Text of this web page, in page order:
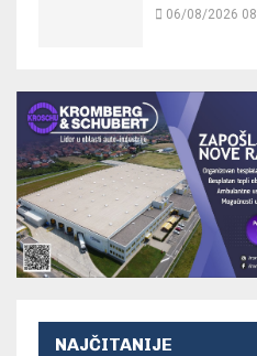
06/08/2026
NAJČITANIJE